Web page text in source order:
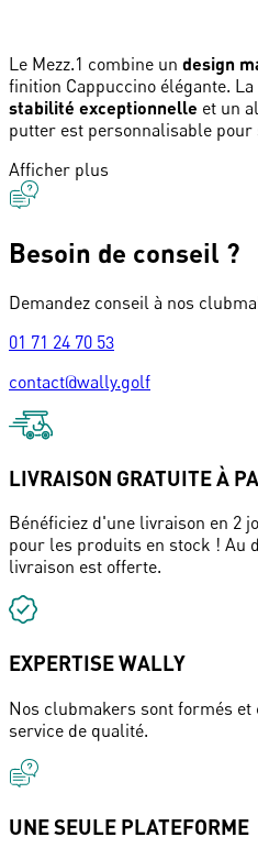
Le Mezz.1 combine un design
finition Cappuccino élégante.
stabilité exceptionnelle et un
putter est personnalisable pour
Afficher plus
Besoin de conseil ?
Demandez conseil à nos
01 71 24 70 53
contact@wally.golf
LIVRAISON GRATUITE À
Bénéficiez d'une livraison en 2
pour les produits en stock ! Au
livraison est offerte.
EXPERTISE WALLY
Nos clubmakers sont formés
service de qualité.
UNE SEULE PLATEFORME